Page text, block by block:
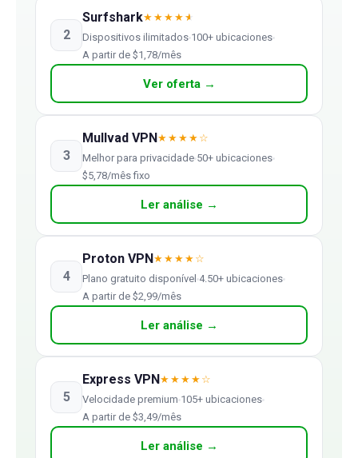
2
Surfshark★★★★ ★
Dispositivos ilimitados 100+ ubicaciones
A partir de $1,78/mês
Ver oferta →
3
Mullvad VPN★★★★☆
Melhor para privacidade 50+ ubicaciones
$5,78/mês fixo
Ler análise →
4
Proton VPN★★★★☆
Plano gratuito disponível 4.50+ ubicaciones
A partir de $2,99/mês
Ler análise →
5
Express VPN★★★★☆
Velocidade premium 105+ ubicaciones
A partir de $3,49/mês
Ler análise →